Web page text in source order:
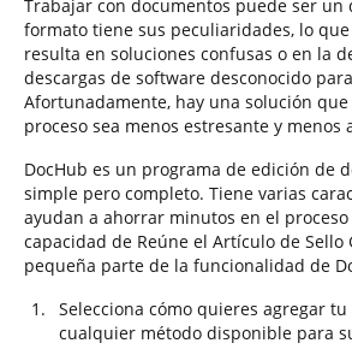
Trabajar con documentos puede ser un
formato tiene sus peculiaridades, lo
resulta en soluciones confusas o en la
descargas de software desconocido
Afortunadamente, hay una solución
proceso sea menos estresante y menos
DocHub es un programa de edición de
simple pero completo. Tiene varias
ayudan a ahorrar minutos en el
capacidad de Reúne el Artículo de Sello
pequeña parte de la funcionalidad de
Selecciona cómo quieres agregar
cualquier método disponible para